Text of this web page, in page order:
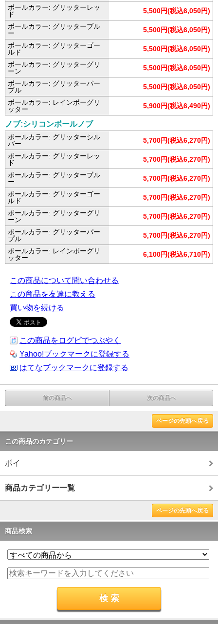
ボールカラー: グリッターレッ
ド
5,500円(税込6,050円)
ボールカラー: グリッターブル
ー
5,500円(税込6,050円)
ボールカラー: グリッターゴー
ルド
5,500円(税込6,050円)
ボールカラー: グリッターグリ
ーン
5,500円(税込6,050円)
ボールカラー: グリッターパー
プル
5,500円(税込6,050円)
ボールカラー: レインボーグリ
ッター
5,900円(税込6,490円)
ノブ:シリコンボールノブ
ボールカラー: グリッターシル
バー
5,700円(税込6,270円)
ボールカラー: グリッターレッ
ド
5,700円(税込6,270円)
ボールカラー: グリッターブル
ー
5,700円(税込6,270円)
ボールカラー: グリッターゴー
ルド
5,700円(税込6,270円)
ボールカラー: グリッターグリ
ーン
5,700円(税込6,270円)
ボールカラー: グリッターパー
プル
5,700円(税込6,270円)
ボールカラー: レインボーグリ
ッター
6,100円(税込6,710円)
この商品について問い合わせる
この商品を友達に教える
買い物を続ける
この商品をログピでつぶやく
Yahoo!ブックマークに登録する
はてなブックマークに登録する
前の商品へ 次の商品へ
ページの先頭へ戻る
この商品のカテゴリー
ポイ
商品カテゴリー一覧
ページの先頭へ戻る
商品検索